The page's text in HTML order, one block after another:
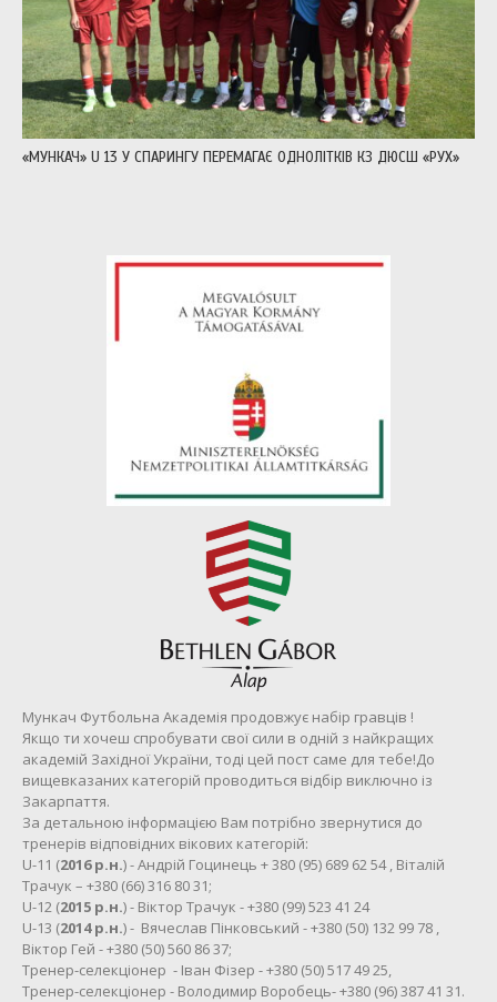
«МУНКАЧ» U 13 У СПАРИНГУ ПЕРЕМАГАЄ ОДНОЛІТКІВ КЗ ДЮСШ «РУХ»
Мункач Футбольна Академія продовжує набір гравців !
Якщо ти хочеш спробувати свої сили в одній з найкращих
академій Західної України, тоді цей пост саме для тебе!До
вищевказаних категорій проводиться відбір виключно із
Закарпаття.
За детальною інформацією Вам потрібно звернутися до
тренерів відповідних вікових категорій:
U-11 (2016 р.н.) - Андрій Гоцинець + 380 (95) 689 62 54 , Віталій
Трачук – +380 (66) 316 80 31;
U-12 (2015 р.н.) - Віктор Трачук - +380 (99) 523 41 24
U-13 (2014 р.н.) - Вячеслав Пінковський - +380 (50) 132 99 78 ,
Віктор Гей - +380 (50) 560 86 37;
Тренер-селекціонер - Іван Фізер - +380 (50) 517 49 25,
Тренер-селекціонер - Володимир Воробець- +380 (96) 387 41 31.